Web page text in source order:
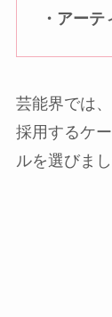
・アー
芸能界では
採用するケ
ルを選びまし